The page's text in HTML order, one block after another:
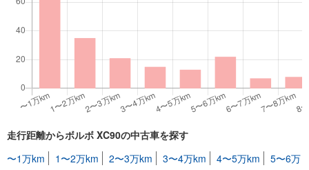
走行距離からボルボ XC90の中古車を探す
〜1万km
1〜2万km 2〜3万km 3〜4万km 4〜5万km
5〜6万